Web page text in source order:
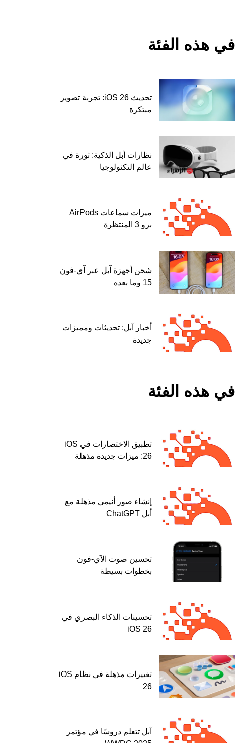
في هذه الفئة
تحديث iOS 26: تجربة تصوير
مبتكرة
نظارات أبل الذكية: ثورة في
عالم التكنولوجيا
ميزات سماعات AirPods
برو 3 المنتظرة
شحن أجهزة آبل عبر آي-فون
15 وما بعده
أخبار آبل: تحديثات ومميزات
جديدة
في هذه الفئة
تطبيق الاختصارات في iOS
26: ميزات جديدة مذهلة
إنشاء صور أنيمي مذهلة مع
أبل ChatGPT
تحسين صوت الآي-فون
بخطوات بسيطة
تحسينات الذكاء البصري في
iOS 26
تغييرات مذهلة في نظام iOS
26
آبل تتعلم دروسًا في مؤتمر